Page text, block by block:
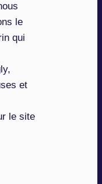
le
qui
et
le site